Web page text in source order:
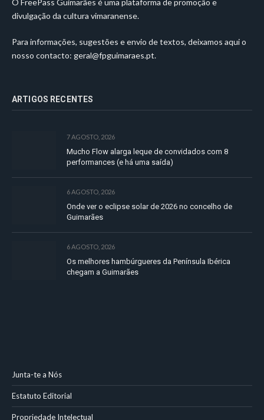
divulgação da cultura vimaranense.
Para informações, sugestões e envio de textos, deixamos aqui o
nosso contacto: geral@fpguimaraes.pt.
ARTIGOS RECENTES
7 AGOSTO, 2026
Mucho Flow alarga leque de convidados com 8
performances (e há uma saída)
6 AGOSTO, 2026
Onde ver o eclipse solar de 2026 no concelho de
Guimarães
6 AGOSTO, 2026
Os melhores hambúrgueres da Península Ibérica
chegam a Guimarães
Junta-te a Nós
Estatuto Editorial
Propriedade Intelectual